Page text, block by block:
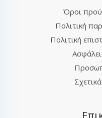
Όροι
Πολιτική
Πολιτική